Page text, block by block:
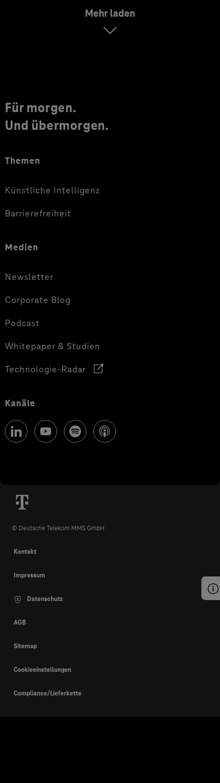
Mehr laden
Für morgen.
Und übermorgen.
Themen
Künstliche Intelligenz
Barrierefreiheit
Medien
Newsletter
Corporate Blog
Podcast
Whitepaper & Studien
Technologie-Radar
Kanäle
© Deutsche Telekom MMS GmbH
Kontakt
Impressum
Datenschutz
AGB
Sitemap
Cookieeinstellungen
Compliance/Lieferkette